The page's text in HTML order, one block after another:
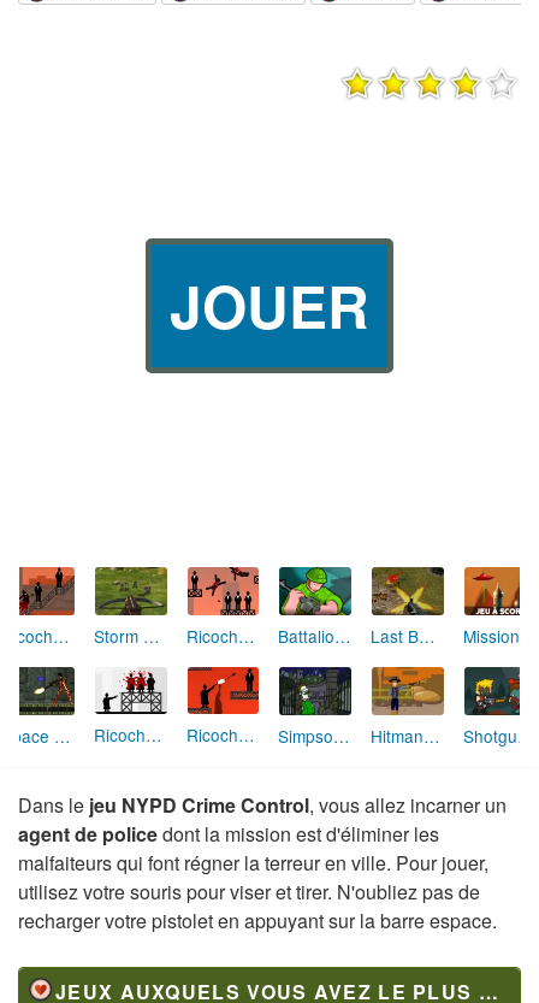
JOUER
Ricochet Kills 3 Storm Ops 3 Ricochet Kills 2 Battalion Commander Last Battle
Space Bounty Ricochet Kills Ricochet Kills 3 (level pack) Simpson : le cimetière de Springfield Hitman Cowboy Shotgun vs Zombies
Dans le jeu NYPD Crime Control, vous allez incarner un
agent de policedont la mission est d'éliminer les
malfaiteurs qui font régner la terreur en ville. Pour jouer,
utilisez votre souris pour viser et tirer. N'oubliez pas de
recharger votre pistolet en appuyant sur la barre espace.
JEUX AUXQUELS VOUS AVEZ LE PLUS JOUÉ